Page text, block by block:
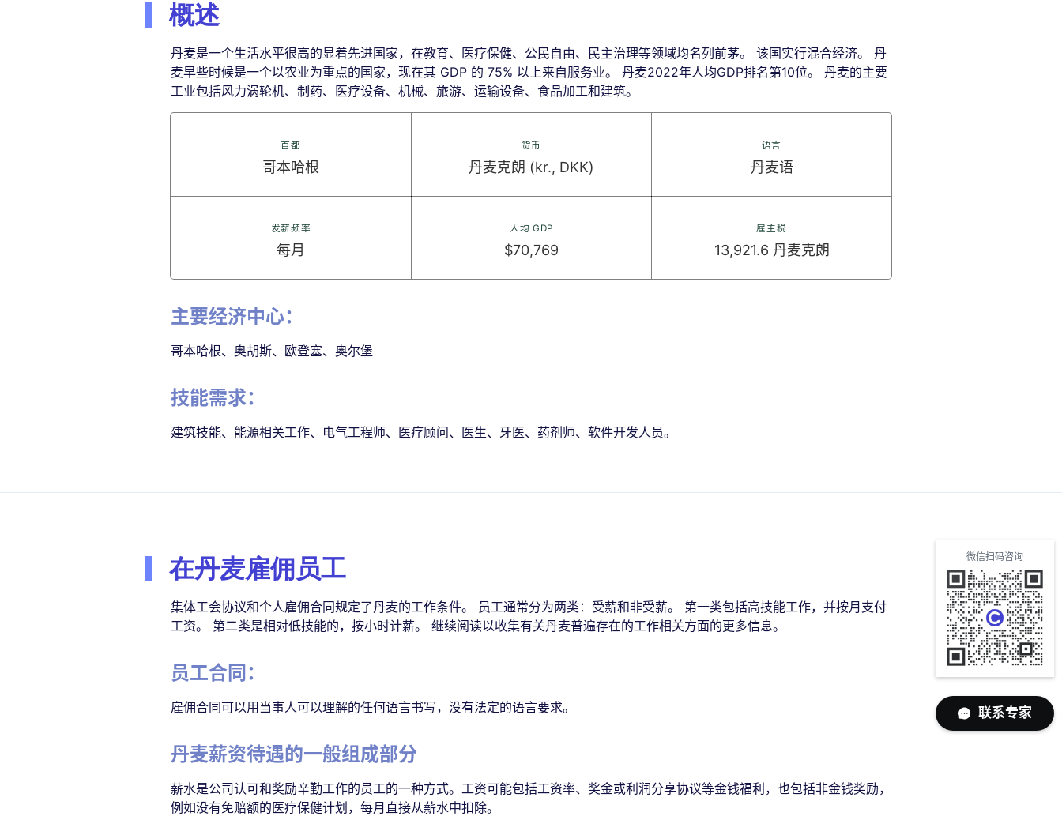
概述
丹麦是一个生活水平很高的显着先进国家，在教育、医疗保健、公民自由、民主治理等领域均名列前茅。 该国实行混合经济。 丹
麦早些时候是一个以农业为重点的国家，现在其 GDP 的 75% 以上来自服务业。 丹麦2022年人均GDP排名第10位。 丹麦的主要
工业包括风力涡轮机、制药、医疗设备、机械、旅游、运输设备、食品加工和建筑。
首都
哥本哈根
货币
丹麦克朗 (kr., DKK)
语言
丹麦语
发薪频率
每月
人均 GDP
$70,769
雇主税
13,921.6 丹麦克朗
主要经济中心：
哥本哈根、奥胡斯、欧登塞、奥尔堡
技能需求：
建筑技能、能源相关工作、电气工程师、医疗顾问、医生、牙医、药剂师、软件开发人员。
在丹麦雇佣员工
集体工会协议和个人雇佣合同规定了丹麦的工作条件。 员工通常分为两类：受薪和非受薪。 第一类包括高技能工作，并按月支付
工资。 第二类是相对低技能的，按小时计薪。 继续阅读以收集有关丹麦普遍存在的工作相关方面的更多信息。
员工合同：
雇佣合同可以用当事人可以理解的任何语言书写，没有法定的语言要求。
丹麦薪资待遇的一般组成部分
薪水是公司认可和奖励辛勤工作的员工的一种方式。工资可能包括工资率、奖金或利润分享协议等金钱福利，也包括非金钱奖励，
例如没有免赔额的医疗保健计划，每月直接从薪水中扣除。
微信扫码咨询
联系专家